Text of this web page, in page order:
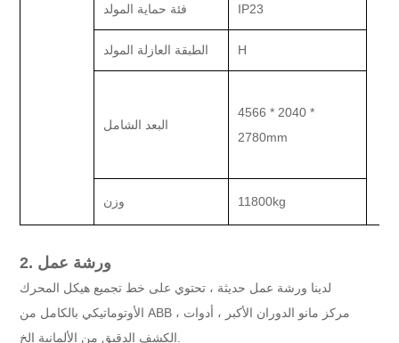
فئة حماية المولد IP23
الطبقة العازلة المولد H
البعد الشامل
4566 * 2040 *
2780mm
وزن 11800kg
2. ورشة عمل
لدينا ورشة عمل حديثة ، تحتوي على خط تجميع هيكل المحرك
الأوتوماتيكي بالكامل من ABB ، مركز مانو الدوران الأكبر ، أدوات